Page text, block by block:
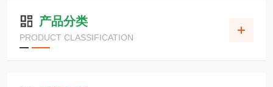
产品分类
PRODUCT CLASSIFICATION